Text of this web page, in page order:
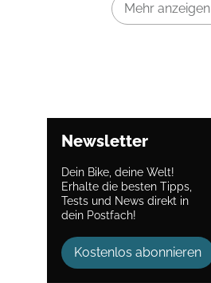
Mehr anzeigen
Newsletter
Dein Bike, deine Welt!
Erhalte die besten Tipps,
Tests und News direkt in
dein Postfach!
Kostenlos abonnieren